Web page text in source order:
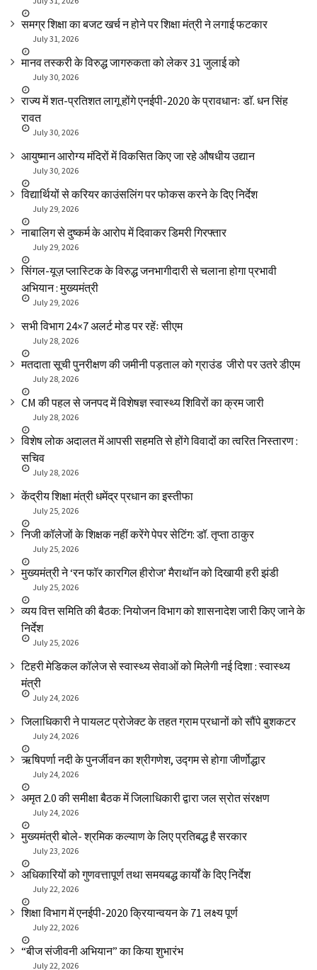
समग्र शिक्षा का बजट खर्च न होने पर शिक्षा मंत्री ने लगाई फटकार
July 31, 2026
मानव तस्करी के विरुद्ध जागरुकता को लेकर 31 जुलाई को
July 30, 2026
राज्य में शत-प्रतिशत लागू होंगे एनईपी-2020 के प्रावधानः डाॅ. धन सिंह
रावत
July 30, 2026
आयुष्मान आरोग्य मंदिरों में विकसित किए जा रहे औषधीय उद्यान
July 30, 2026
विद्यार्थियों से करियर काउंसलिंग पर फोकस करने के दिए निर्देश
July 29, 2026
नाबालिग से दुष्कर्म के आरोप में दिवाकर डिमरी गिरफ्तार
July 29, 2026
सिंगल-यूज़ प्लास्टिक के विरुद्ध जनभागीदारी से चलाना होगा प्रभावी
अभियान : मुख्यमंत्री
July 29, 2026
सभी विभाग 24×7 अलर्ट मोड पर रहेंः सीएम
July 28, 2026
मतदाता सूची पुनरीक्षण की जमीनी पड़ताल को ग्राउंड जीरो पर उतरे डीएम
July 28, 2026
CM की पहल से जनपद में विशेषज्ञ स्वास्थ्य शिविरों का क्रम जारी
July 28, 2026
विशेष लोक अदालत में आपसी सहमति से होंगे विवादों का त्वरित निस्तारण :
सचिव
July 28, 2026
केंद्रीय शिक्षा मंत्री धमेंद्र प्रधान का इस्तीफा
July 25, 2026
निजी कॉलेजों के शिक्षक नहीं करेंगे पेपर सेटिंग: डॉ. तृप्ता ठाकुर
July 25, 2026
मुख्यमंत्री ने ‘रन फॉर कारगिल हीरोज’ मैराथॉन को दिखायी हरी झंडी
July 25, 2026
व्यय वित्त समिति की बैठक: नियोजन विभाग को शासनादेश जारी किए जाने के
निर्देश
July 25, 2026
टिहरी मेडिकल कॉलेज से स्वास्थ्य सेवाओं को मिलेगी नई दिशा : स्वास्थ्य
मंत्री
July 24, 2026
जिलाधिकारी ने पायलट प्रोजेक्ट के तहत ग्राम प्रधानों को सौंपे बुशकटर
July 24, 2026
ऋषिपर्णा नदी के पुनर्जीवन का श्रीगणेश, उद्गम से होगा जीर्णोद्धार
July 24, 2026
अमृत 2.0 की समीक्षा बैठक में जिलाधिकारी द्वारा जल स्रोत संरक्षण
July 24, 2026
मुख्यमंत्री बोले- श्रमिक कल्याण के लिए प्रतिबद्ध है सरकार
July 23, 2026
अधिकारियों को गुणवत्तापूर्ण तथा समयबद्ध कार्यों के दिए निर्देश
July 22, 2026
शिक्षा विभाग में एनईपी-2020 क्रियान्वयन के 71 लक्ष्य पूर्ण
July 22, 2026
“बीज संजीवनी अभियान” का किया शुभारंभ
July 22, 2026